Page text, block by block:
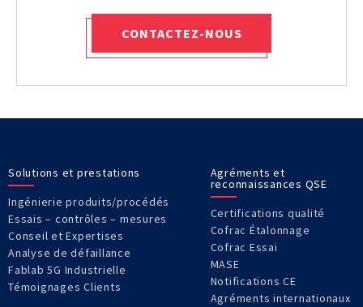
CONTACTEZ-NOUS
Solutions et prestations
Ingénierie produits/procédés
Essais – contrôles – mesures
Conseil et Expertises
Analyse de défaillance
Fablab 5G Industrielle
Témoignages Clients
Agréments et
reconnaissances QSE
Certifications qualité
Cofrac Étalonnage
Cofrac Essai
MASE
Notifications CE
Agréments internationaux